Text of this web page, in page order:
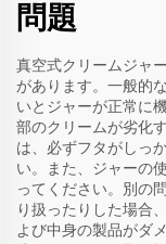
問題
真空式クリームジャ
があります。一般的
いとジャーが正常に
部のクリームが劣化
は、必ずフタがしっ
い。また、ジャーの
ってください。別の
り扱ったりした場合
よび中身の製品がダ